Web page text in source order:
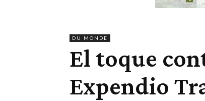
DU MONDE
El toque
Expendio